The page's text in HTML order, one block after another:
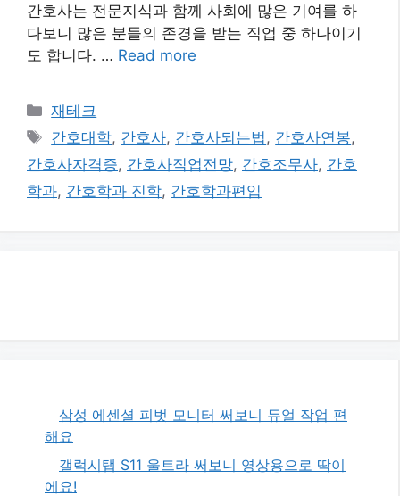
간호사는 전문지식과 함께 사회에 많은 기여를 하
다보니 많은 분들의 존경을 받는 직업 중 하나이기
도 합니다. … Read more
카
테
리
재테크
태
그
간호대학, 간호사, 간호사되는법 , 간호사연봉,
간호사자격증, 간호사직업전망, 간호조무사, 간호
학과, 간호학과 진학, 간호학과편입
삼성 에센셜 피벗 모니터 써보니 듀얼 작업 편
해요
갤럭시탭 S11 울트라 써보니 영상용으로 딱이
에요!